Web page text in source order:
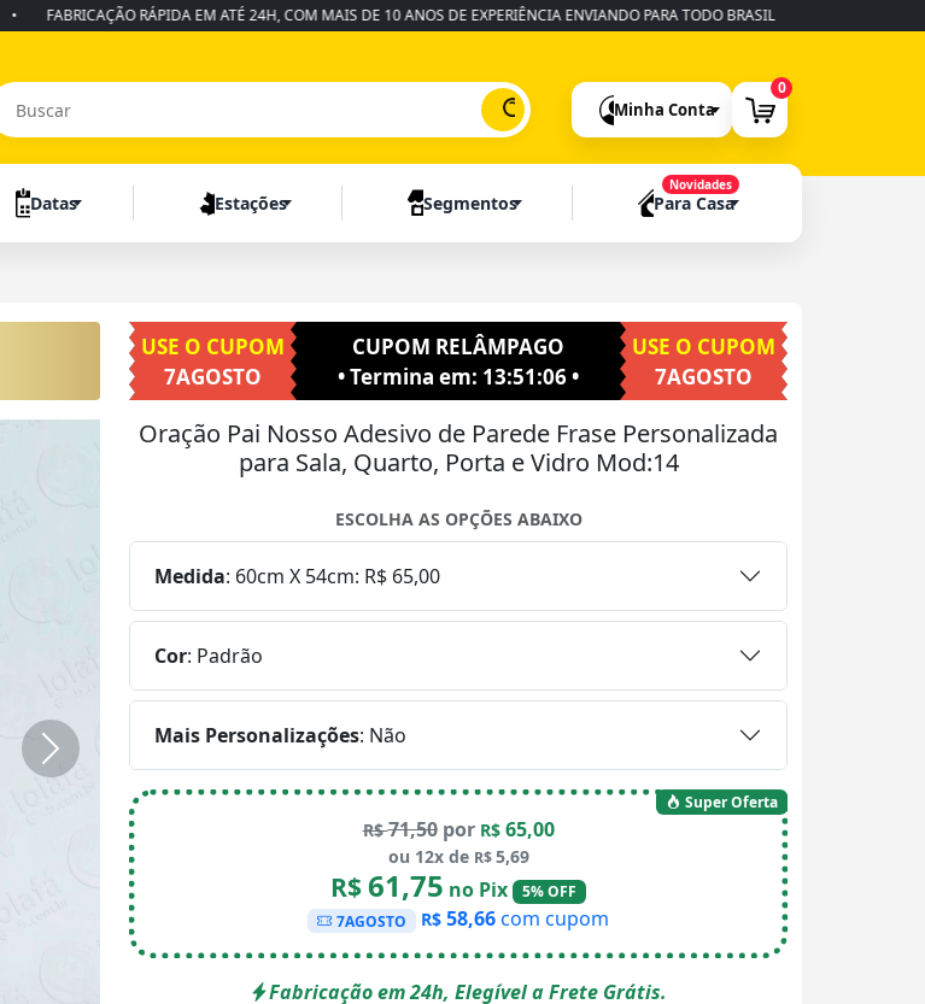
FABRICAÇÃO RÁPIDA EM ATÉ 24H, COM MAIS DE 10 ANOS DE EXPERIÊNCIA ENVIANDO PARA TODO BRASIL •
Minha Conta
0
Datas Estações Segmentos Para Casa
Novidades
USE O CUPOM
7AGOSTO
CUPOM RELÂMPAGO
• Termina em: 13:51:04•
USE O CUPOM
7AGOSTO
Próximo
Oração Pai Nosso Adesivo de Parede Frase Personalizada
para Sala, Quarto, Porta e Vidro Mod:14
ESCOLHA AS OPÇÕES ABAIXO
Medida: 60cm X 54cm: R$ 65,00
Cor: Padrão
Mais Personalizações: Não
Super Oferta
R$71,50por R$ 65,00
ou 12x de R$5,69
R$61,75 no Pix 5% OFF
7AGOSTO
R$ 58,66com cupom
Fabricação em 24h, Elegível a Frete Grátis.